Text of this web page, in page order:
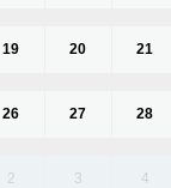
19 20 21
26 27 28
2 3 4